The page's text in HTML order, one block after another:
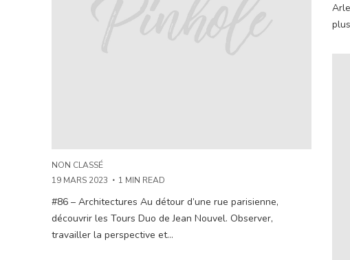
NON CLASSÉ
19 MARS 2023
1 MIN READ
#86 – Architectures Au détour d’une rue parisienne,
découvrir les Tours Duo de Jean Nouvel. Observer,
travailler la perspective et...